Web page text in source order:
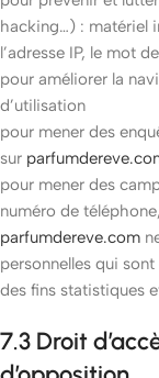
hacking…) : matériel
l’adresse IP, le mot
pour améliorer la
d’utilisation
pour mener des
sur
pour mener des
numéro de
parfumdereve.com
personnelles qui
des fins statistiques
7.3 Droit